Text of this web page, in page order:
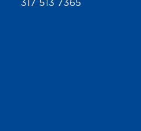
317 513 7365